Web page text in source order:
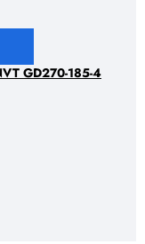
GD270-185-4